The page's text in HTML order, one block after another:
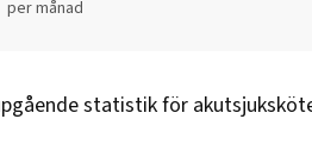
per månad
statistik för